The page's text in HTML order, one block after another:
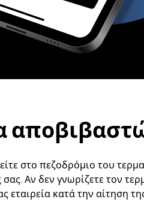
στο πεζοδρόμιο του
Αν δεν γνωρίζετε τον
εταιρεία κατά την αίτηση